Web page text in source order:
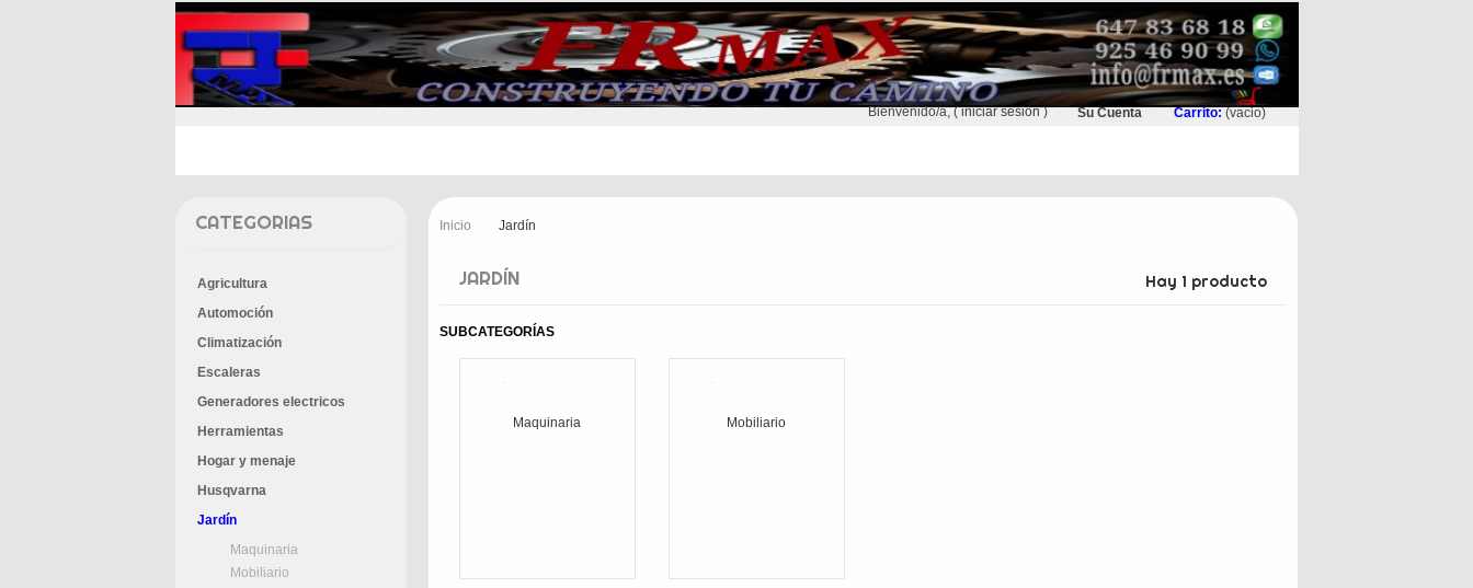
Bienvenido/a, (iniciar sesión) Su Cuenta Carrito: (vacio)
CATEGORIAS
Agricultura
Automoción
Climatización
Escaleras
Generadores electricos
Herramientas
Hogar y menaje
Husqvarna
Jardín
Maquinaria
Mobiliario
Inicio Jardín
JARDÍN Hay 1 producto
SUBCATEGORÍAS
Maquinaria Mobiliario